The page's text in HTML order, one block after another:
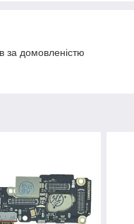
за домовленістю